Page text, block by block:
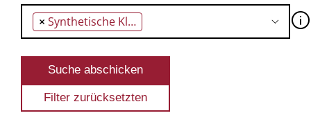
× Synthetische Klänge 🛈